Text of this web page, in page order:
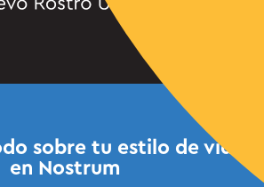
sobre tu estilo de vida
en Nostrum